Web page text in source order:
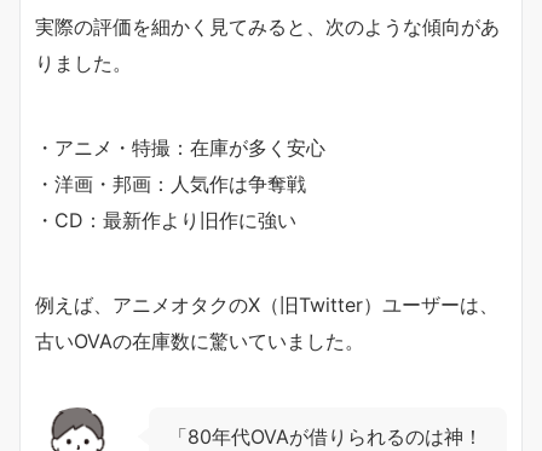
実際の評価を細かく見てみると、次のような傾向があ
りました。
・アニメ・特撮：在庫が多く安心
・洋画・邦画：人気作は争奪戦
・CD：最新作より旧作に強い
例えば、アニメオタクのX（旧Twitter）ユーザーは、
古いOVAの在庫数に驚いていました。
「80年代OVAが借りられるのは神！